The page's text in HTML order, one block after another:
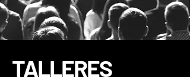
TALLERES